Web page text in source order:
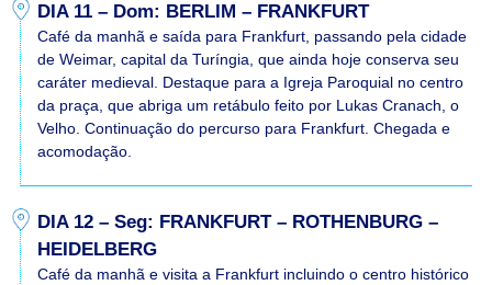
DIA 11 – Dom: BERLIM – FRANKFURT
Café da manhã e saída para Frankfurt, passando pela cidade
de Weimar, capital da Turíngia, que ainda hoje conserva seu
caráter medieval. Destaque para a Igreja Paroquial no centro
da praça, que abriga um retábulo feito por Lukas Cranach, o
Velho. Continuação do percurso para Frankfurt. Chegada e
acomodação.
DIA 12 – Seg: FRANKFURT – ROTHENBURG –
HEIDELBERG
Café da manhã e visita a Frankfurt incluindo o centro histórico